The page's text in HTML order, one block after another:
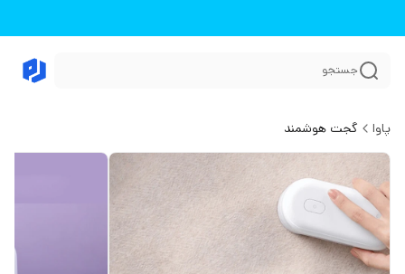
جستجو
پاوا گجت هوشمند